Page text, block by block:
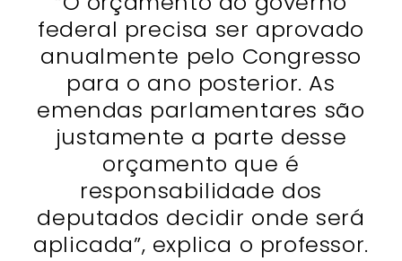
federal precisa ser aprovado
anualmente pelo Congresso
para o ano posterior. As
emendas parlamentares são
justamente a parte desse
orçamento que é
responsabilidade dos
deputados decidir onde será
aplicada”, explica o professor.